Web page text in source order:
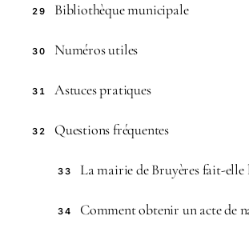
29 Bibliothèque municipale
30 Numéros utiles
31 Astuces pratiques
32 Questions fréquentes
33 La mairie de Bruyères fait-elle
34 Comment obtenir un acte de